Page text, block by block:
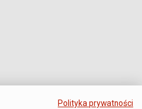
Polityka prywatności